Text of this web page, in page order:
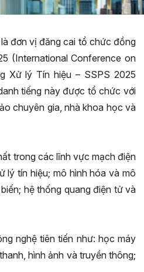
đơn vị đăng cai tổ chức đồng
(International Conference on
Xử lý Tín hiệu – SSPS 2025
tiếng này được tổ chức với
chuyên gia, nhà khoa học và
trong các lĩnh vực mạch điện
lý tín hiệu; mô hình hóa và mô
hệ thống quang điện tử và
nghệ tiên tiến như: học máy
hình ảnh và truyền thông;